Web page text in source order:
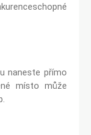
naneste přímo
místo může